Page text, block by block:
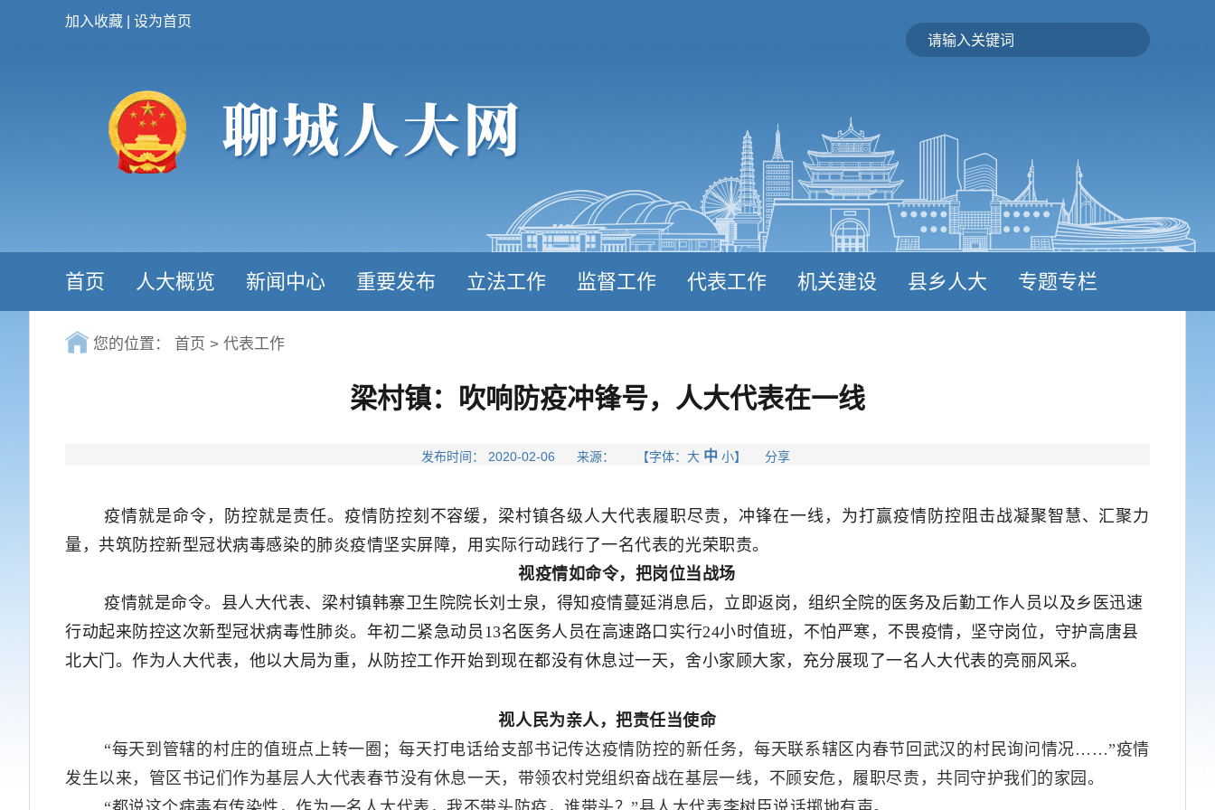
加入收藏 设为首页
首页 人大概览 新闻中心 重要发布 立法工作 监督工作 代表工作 机关建设 县乡人大 专题专栏
您的位置： 首页 > 代表工作
梁村镇：吹响防疫冲锋号，人大代表在一线
发布时间： 2020-02-06 来源： 【字体： 大 中 小】 分享
疫情就是命令，防控就是责任。疫情防控刻不容缓，梁村镇各级人大代表履职尽责，冲锋在一线， 为打赢疫情防控阻击战凝聚智慧、汇聚力
量，共筑防控新型冠状病毒感染的肺炎疫情坚实屏障，用实际行动践行了一名代表的光荣职责。
视疫情如命令，把岗位当战场
疫情就是命令。县人大代表、梁村镇韩寨卫生院院长刘士泉，得知疫情蔓延消息后，立即返岗，组织全院的医务及后勤工作人员以及乡医迅速
行动起来防控这次新型冠状病毒性肺炎。年初二紧急动员13名医务人员在高速路口实行24小时值班，不怕严寒，不畏疫情，坚守岗位，守护高唐县
北大门。作为人大代表，他以大局为重，从防控工作开始到现在都没有休息过一天，舍小家顾大家，充分展现了一名人大代表的亮丽风采。
视人民为亲人，把责任当使命
“每天到管辖的村庄的值班点上转一圈；每天打电话给支部书记传达疫情防控的新任务，每天联系辖区内春节回武汉的村民询问情况……”疫情
发生以来，管区书记们作为基层人大代表春节没有休息一天，带领农村党组织奋战在基层一线，不顾安危，履职尽责，共同守护我们的家园。